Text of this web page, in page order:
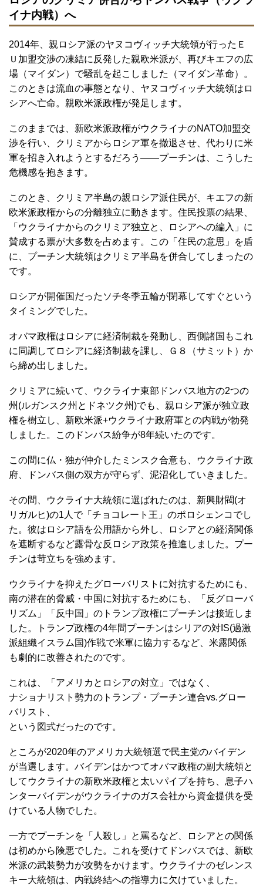
イナ内戦）へ
2014年、親ロシア派のヤヌコヴィッチ大統領が行ったＥ
Ｕ加盟交渉の凍結に反発した親欧米派が、再びキエフの広
場（マイダン）で騒乱を起こしました（マイダン革命）。
このときは流血の事態となり、ヤヌコヴィッチ大統領はロ
シアへ亡命。親欧米派政権が発足します。
このままでは、新欧米派政権がウクライナのNATO加盟交
渉を行い、クリミアからロシア軍を撤退させ、代わりに米
軍を招き入れようとするだろう――プーチンは、こうした
危機感を抱きます。
このとき、クリミア半島の親ロシア派住民が、キエフの新
欧米派政権からの分離独立に動きます。住民投票の結果、
「ウクライナからのクリミア独立と、ロシアへの編入」に
賛成する票が大多数を占めます。この「住民の意思」を盾
に、プーチン大統領はクリミア半島を併合してしまったの
です。
ロシアが開催国だったソチ冬季五輪が閉幕してすぐという
タイミングでした。
オバマ政権はロシアに経済制裁を発動し、西側諸国もこれ
に同調してロシアに経済制裁を課し、Ｇ８（サミット）か
ら締め出しました。
クリミアに続いて、ウクライナ東部ドンバス地方の2つの
州(ルガンスク州とドネツク州)でも、親ロシア派が独立政
権を樹立し、新欧米派+ウクライナ政府軍との内戦が勃発
しました。このドンバス紛争が8年続いたのです。
この間に仏・独が仲介したミンスク合意も、ウクライナ政
府、ドンバス側の双方が守らず、泥沼化していきました。
その間、ウクライナ大統領に選ばれたのは、新興財閥(オ
リガルヒ)の1人で「チョコレート王」のポロシェンコでし
た。彼はロシア語を公用語から外し、ロシアとの経済関係
を遮断するなど露骨な反ロシア政策を推進しました。プー
チンは苛立ちを強めます。
ウクライナを抑えたグローバリストに対抗するためにも、
南の潜在的脅威・中国に対抗するためにも、「反グローバ
リズム」「反中国」のトランプ政権にプーチンは接近しま
した。トランプ政権の4年間プーチンはシリアの対IS(過激
派組織イスラム国)作戦で米軍に協力するなど、米露関係
も劇的に改善されたのです。
これは、「アメリカとロシアの対立」ではなく、
ナショナリスト勢力のトランプ・プーチン連合vs.グロー
バリスト、
という図式だったのです。
ところが2020年のアメリカ大統領選で民主党のバイデン
が当選します。バイデンはかつてオバマ政権の副大統領と
してウクライナの新欧米政権と太いパイプを持ち、息子ハ
ンターバイデンがウクライナのガス会社から資金提供を受
けている人物でした。
一方でプーチンを「人殺し」と罵るなど、ロシアとの関係
は初めから険悪でした。これを受けてドンバスでは、新欧
米派の武装勢力が攻勢をかけます。ウクライナのゼレンス
キー大統領は、内戦終結への指導力に欠けていました。